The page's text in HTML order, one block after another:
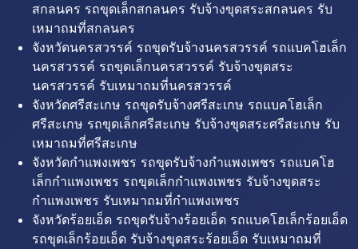
สกลนคร รถขุดเล็กสกลนคร รับจ้างขุดสระสกลนคร รับ
เหมาถมที่สกลนคร
จังหวัดนครสวรรค์ รถขุดรับจ้างนครสวรรค์ รถแบคโฮเล็ก
นครสวรรค์ รถขุดเล็กนครสวรรค์ รับจ้างขุดสระ
นครสวรรค์ รับเหมาถมที่นครสวรรค์
จังหวัดศรีสะเกษ รถขุดรับจ้างศรีสะเกษ รถแบคโฮเล็ก
ศรีสะเกษ รถขุดเล็กศรีสะเกษ รับจ้างขุดสระศรีสะเกษ รับ
เหมาถมที่ศรีสะเกษ
จังหวัดกำแพงเพชร รถขุดรับจ้างกำแพงเพชร รถแบคโฮ
เล็กกำแพงเพชร รถขุดเล็กกำแพงเพชร รับจ้างขุดสระ
กำแพงเพชร รับเหมาถมที่กำแพงเพชร
จังหวัดร้อยเอ็ด รถขุดรับจ้างร้อยเอ็ด รถแบคโฮเล็กร้อยเอ็ด
รถขุดเล็กร้อยเอ็ด รับจ้างขุดสระร้อยเอ็ด รับเหมาถมที่